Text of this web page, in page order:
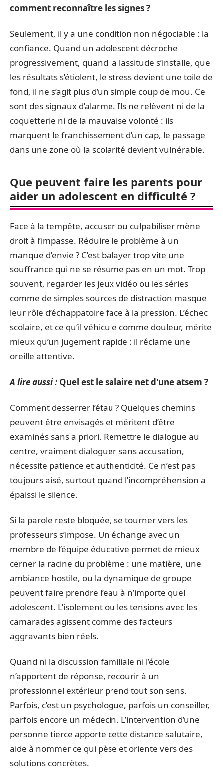
comment reconnaître les signes ?
Seulement, il y a une condition non négociable : la
confiance. Quand un adolescent décroche
progressivement, quand la lassitude s’installe, que
les résultats s’étiolent, le stress devient une toile de
fond, il ne s’agit plus d’un simple coup de mou. Ce
sont des signaux d’alarme. Ils ne relèvent ni de la
coquetterie ni de la mauvaise volonté : ils
marquent le franchissement d’un cap, le passage
dans une zone où la scolarité devient vulnérable.
Que peuvent faire les parents pour
aider un adolescent en difficulté ?
Face à la tempête, accuser ou culpabiliser mène
droit à l’impasse. Réduire le problème à un
manque d’envie ? C’est balayer trop vite une
souffrance qui ne se résume pas en un mot. Trop
souvent, regarder les jeux vidéo ou les séries
comme de simples sources de distraction masque
leur rôle d’échappatoire face à la pression. L’échec
scolaire, et ce qu’il véhicule comme douleur, mérite
mieux qu’un jugement rapide : il réclame une
oreille attentive.
A lire aussi : Quel est le salaire net d'une atsem ?
Comment desserrer l’étau ? Quelques chemins
peuvent être envisagés et méritent d’être
examinés sans a priori. Remettre le dialogue au
centre, vraiment dialoguer sans accusation,
nécessite patience et authenticité. Ce n’est pas
toujours aisé, surtout quand l’incompréhension a
épaissi le silence.
Si la parole reste bloquée, se tourner vers les
professeurs s’impose. Un échange avec un
membre de l’équipe éducative permet de mieux
cerner la racine du problème : une matière, une
ambiance hostile, ou la dynamique de groupe
peuvent faire prendre l’eau à n’importe quel
adolescent. L’isolement ou les tensions avec les
camarades agissent comme des facteurs
aggravants bien réels.
Quand ni la discussion familiale ni l’école
n’apportent de réponse, recourir à un
professionnel extérieur prend tout son sens.
Parfois, c’est un psychologue, parfois un conseiller,
parfois encore un médecin. L’intervention d’une
personne tierce apporte cette distance salutaire,
aide à nommer ce qui pèse et oriente vers des
solutions concrètes.